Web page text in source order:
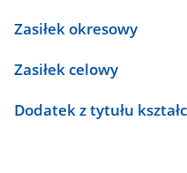
Zasiłek okresowy
Zasiłek celowy
Dodatek z tytułu